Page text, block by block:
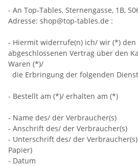
- An Top-Tables, Sternengasse, 1B,
Adresse: shop@top-tables.de :
- Hiermit widerrufe(n) ich/ wir (*)
abgeschlossenen Vertrag über den
Waren (*)/
die Erbringung der folgenden
- Bestellt am (*)/ erhalten am (*)
- Name des/ der Verbraucher(s)
- Anschrift des/ der Verbraucher(s)
- Unterschrift des/ der
Papier)
- Datum